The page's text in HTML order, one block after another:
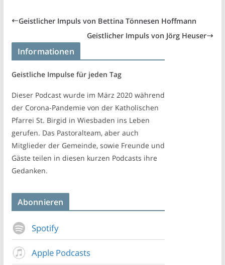
Geistlicher Impuls von Bettina Tönnesen Hoffmann
Geistlicher Impuls von Jörg Heuser
Informationen
Geistliche Impulse für jeden Tag
Dieser Podcast wurde im März 2020 während
der Corona-Pandemie von der Katholischen
Pfarrei St. Birgid in Wiesbaden ins Leben
gerufen. Das Pastoralteam, aber auch
Mitglieder der Gemeinde, sowie Freunde und
Gäste teilen in diesen kurzen Podcasts ihre
Gedanken.
Abonnieren
Spotify
Apple Podcasts